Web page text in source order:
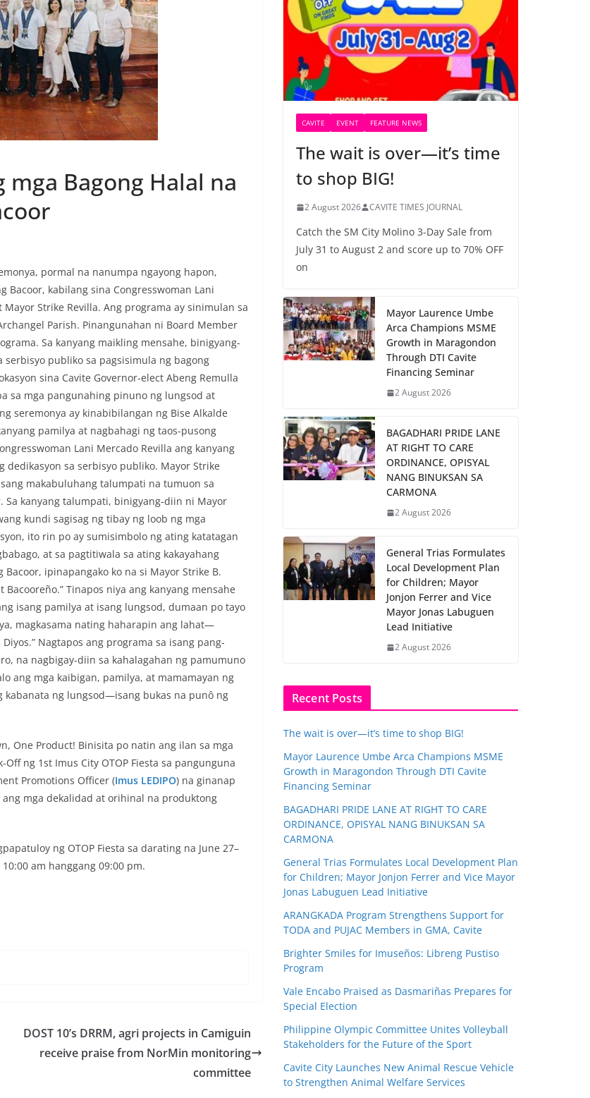
Bagong Halal na
pormal na nanumpa ngayong hapon,
Bacoor, kabilang sina Congresswoman Lani
Strike Revilla. Ang programa ay sinimulan sa
Parish. Pinangunahan ni Board Member
Sa kanyang maikling mensahe, binigyang-
publiko sa pagsisimula ng bagong
sina Cavite Governor-elect Abeng Remulla
sa mga pangunahing pinuno ng lungsod at
seremonya ay kinabibilangan ng Bise Alkalde
pamilya at nagbahagi ng taos-pusong
Lani Mercado Revilla ang kanyang
dedikasyon sa serbisyo publiko. Mayor Strike
makabuluhang talumpati na tumuon sa
Sa kanyang talumpati, binigyang-diin ni Mayor
kundi sagisag ng tibay ng loob ng mga
ito rin po ay sumisimbolo ng ating katatagan
at sa pagtitiwala sa ating kakayahang
ipinapangako ko na si Mayor Strike B.
Tinapos niya ang kanyang mensahe
isang pamilya at isang lungsod, dumaan po tayo
magkasama nating haharapin ang lahat—
Nagtapos ang programa sa isang pang-
na nagbigay-diin sa kahalagahan ng pamumuno
ang mga kaibigan, pamilya, at mamamayan ng
kabanata ng lungsod—isang bukas na punô ng
One Product! Binisita po natin ang ilan sa mga
ng 1st Imus City OTOP Fiesta sa pangunguna
Promotions Officer (Imus LEDIPO) na ginanap
mga dekalidad at orihinal na produktong
ng OTOP Fiesta sa darating na June 27–
am hanggang 09:00 pm.
DOST 10’s DRRM, agri projects in Camiguin
receive praise from NorMin monitoring
committee
CAVITE EVENT FEATURE NEWS
The wait is over—it’s time
to shop BIG!
2 August 2026 CAVITE TIMES JOURNAL
Catch the SM City Molino 3-Day Sale from
July 31 to August 2 and score up to 70% OFF
on
Mayor Laurence Umbe
Arca Champions MSME
Growth in Maragondon
Through DTI Cavite
Financing Seminar
2 August 2026
BAGADHARI PRIDE LANE
AT RIGHT TO CARE
ORDINANCE, OPISYAL
NANG BINUKSAN SA
CARMONA
2 August 2026
General Trias Formulates
Local Development Plan
for Children; Mayor
Jonjon Ferrer and Vice
Mayor Jonas Labuguen
Lead Initiative
2 August 2026
Recent Posts
The wait is over—it’s time to shop BIG!
Mayor Laurence Umbe Arca Champions MSME
Growth in Maragondon Through DTI Cavite
Financing Seminar
BAGADHARI PRIDE LANE AT RIGHT TO CARE
ORDINANCE, OPISYAL NANG BINUKSAN SA
CARMONA
General Trias Formulates Local Development Plan
for Children; Mayor Jonjon Ferrer and Vice Mayor
Jonas Labuguen Lead Initiative
ARANGKADA Program Strengthens Support for
TODA and PUJAC Members in GMA, Cavite
Brighter Smiles for Imuseños: Libreng Pustiso
Program
Vale Encabo Praised as Dasmariñas Prepares for
Special Election
Philippine Olympic Committee Unites Volleyball
Stakeholders for the Future of the Sport
Cavite City Launches New Animal Rescue Vehicle
to Strengthen Animal Welfare Services